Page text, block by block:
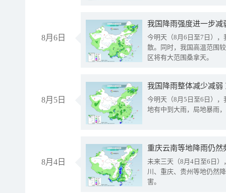
8月6日
今明天（8月6日至7日）
散。同时，我国高温范围
区将有大范围桑拿天。
8月5日
我国降雨整体减少减弱
今明天（8月5日至6日）
地有中到大雨，局地暴雨
8月4日
重庆云南等地降雨仍然
未来三天（8月4日至6日
川、重庆、贵州等地仍然
害。